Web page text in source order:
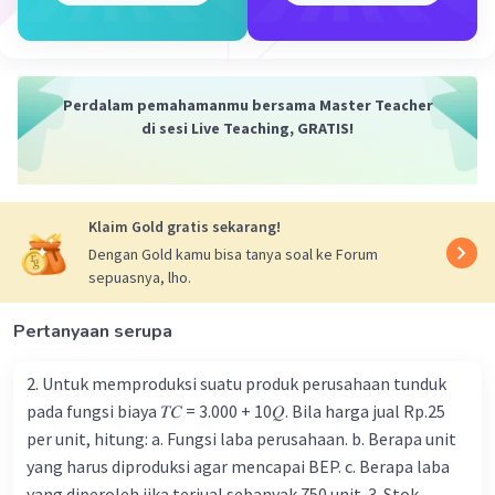
pH larutan yang terbentuk adalah 13
Perdalam pemahamanmu bersama Master Teacher
di sesi Live Teaching, GRATIS!
Klaim Gold gratis sekarang!
Dengan Gold kamu bisa tanya soal ke Forum
sepuasnya, lho.
Pertanyaan serupa
2. Untuk memproduksi suatu produk perusahaan tunduk
pada fungsi biaya 𝑇𝐶 = 3.000 + 10𝑄. Bila harga jual Rp.25
per unit, hitung: a. Fungsi laba perusahaan. b. Berapa unit
yang harus diproduksi agar mencapai BEP. c. Berapa laba